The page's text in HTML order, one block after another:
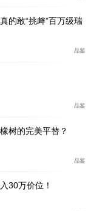
Sedna 18K金打
徽章的工艺修饰
空，由深蓝色砂
填以白欧泊石色
美感。机芯配备
高达15,000高斯
的敢“挑衅”百万级瑞
品鉴
品鉴
树的完美平替？
品鉴
30万价位！